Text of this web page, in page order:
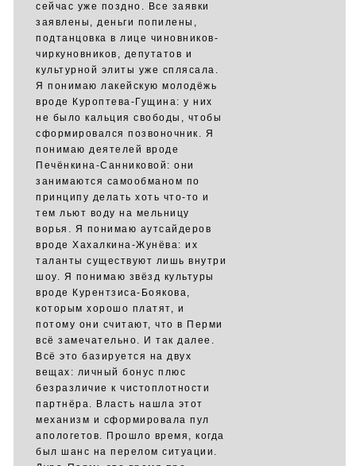
сейчас уже поздно. Все заявки
заявлены, деньги попилены,
подтанцовка в лице чиновников-
чиркуновников, депутатов и
культурной элиты уже сплясала.
Я понимаю лакейскую молодёжь
вроде Куроптева-Гущина: у них
не было кальция свободы, чтобы
сформировался позвоночник. Я
понимаю деятелей вроде
Печёнкина-Санниковой: они
занимаются самообманом по
принципу делать хоть что-то и
тем льют воду на мельницу
ворья. Я понимаю аутсайдеров
вроде Хахалкина-Жунёва: их
таланты существуют лишь внутри
шоу. Я понимаю звёзд культуры
вроде Курентзиса-Боякова,
которым хорошо платят, и
потому они считают, что в Перми
всё замечательно. И так далее.
Всё это базируется на двух
вещах: личный бонус плюс
безразличие к чистоплотности
партнёра. Власть нашла этот
механизм и сформировала пул
апологетов. Прошло время, когда
был шанс на перелом ситуации.